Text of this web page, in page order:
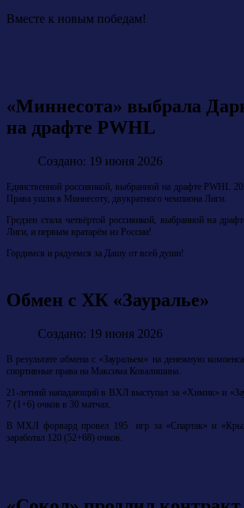
Вместе к новым победам!
«Миннесота» выбрала
на драфте PWHL
Создано: 19 июня 2026
Единственной россиянкой, выбранной на драфте PWHL
Права ушли в Миннесоту, двукратного чемпиона Лиги.
Гредзен стала четвёртой россиянкой, выбранной на
Лиги, и первым вратарём из России!
Гордимся и радуемся за Дашу от всей души!
Обмен с ХК «Зауралье»
Создано: 19 июня 2026
В результате обмена с «Зауральем» на денежную
спортивные права на Максима Ковалишина.
21-летний нападающий в ВХЛ выступал за «Химик» и
7 (1+6) очков в 30 матчах.
В МХЛ форвард провел 195 игр за «Спартак» и
заработал 120 (52+68) очков.